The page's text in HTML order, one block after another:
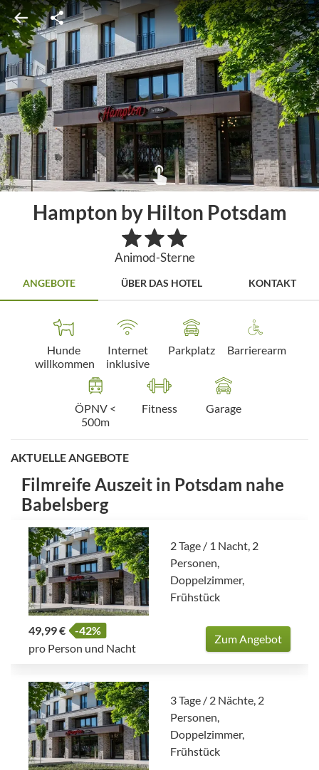
Hampton by Hilton Potsdam
Animod-Sterne
ANGEBOTE ÜBER DAS HOTEL KONTAKT
Hunde
willkommen
Internet
inklusive
Parkplatz Barrierearm
ÖPNV <
500m
Fitness Garage
AKTUELLE ANGEBOTE
Filmreife Auszeit in Potsdam nahe
Babelsberg
2 Tage / 1 Nacht, 2
Personen,
Doppelzimmer,
Frühstück
49,99 €
-42%
pro Person und Nacht
Zum Angebot
3 Tage / 2 Nächte, 2
Personen,
Doppelzimmer,
Frühstück